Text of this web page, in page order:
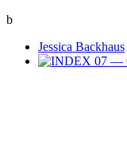
b
Jessica Backhaus